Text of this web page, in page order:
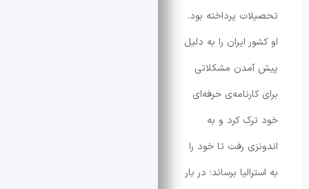
پرداخته بود.
ایران را به دلیل
مشکلاتی
حرفه‌ای
کرد و به
رفت تا خود را
برساند؛ در بار